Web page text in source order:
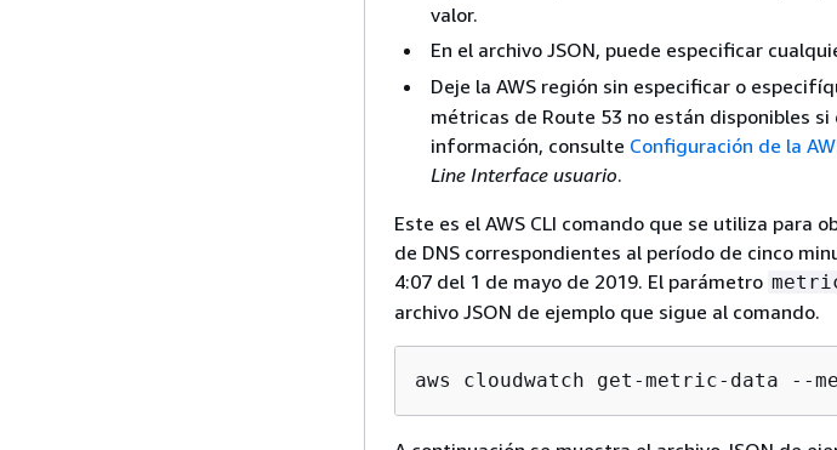
valor.
En el archivo JSON, puede especificar
Deje la AWS región sin especificar o
métricas de Route 53 no están disponibles
información, consulte Configuración de la
Line Interface usuario.
Este es el AWS CLI comando que se utiliza para
de DNS correspondientes al período de cinco
4:07 del 1 de mayo de 2019. El parámetro
archivo JSON de ejemplo que sigue al comando.
aws cloudwatch get-metric-data --